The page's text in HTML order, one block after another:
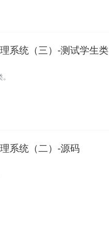
系统（三）-测试学生类
系统（二）-源码